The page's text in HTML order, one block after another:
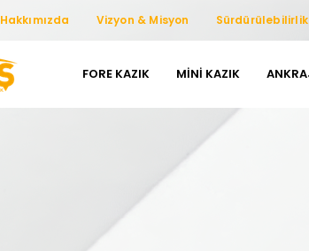
Hakkımızda Vizyon & Misyon Sürdürülebilirlik
FORE KAZIK MINI KAZIK